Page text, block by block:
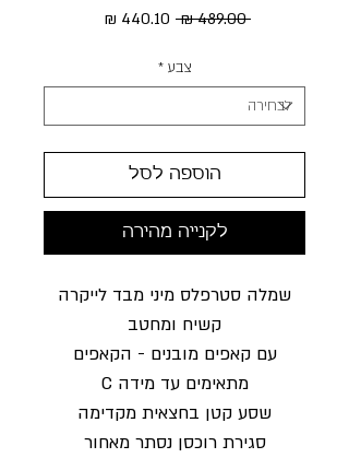
‏489.00 ‏₪ מחיר רגיל
צבע *
הוספה לסל
לקנייה מהירה
שמלה סטרפלס מיני מבד לייקרה
קשיח ומחטב
עם קאפים מובנים - הקאפים
מתאימים עד מידה C
שסע קטן בחצאית מקדימה
סגירת רוכסן נסתר מאחור